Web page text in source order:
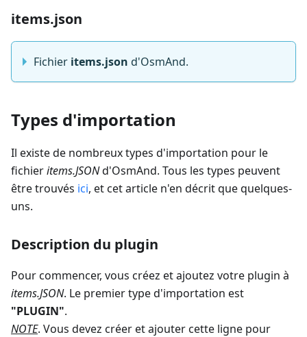
items.json
Fichier items.json d'OsmAnd.
Types d'importation
Il existe de nombreux types d'importation pour le
fichieritems.JSONd'OsmAnd. Tous les types peuvent
être trouvés ici, et cet article n'en décrit que quelques-
uns.
Description du plugin
Pour commencer, vous créez et ajoutez votre plugin à
items.JSON. Le premier type d'importation est
"PLUGIN".
NOTE. Vous devez créer et ajouter cette ligne pour